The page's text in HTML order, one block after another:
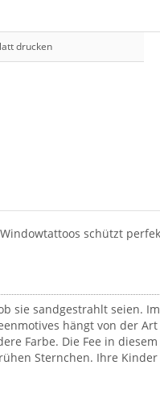
drucken
schützt
sie sandgestrahlt seien.
hängt von der
Farbe. Die Fee in
Sternchen. Ihre